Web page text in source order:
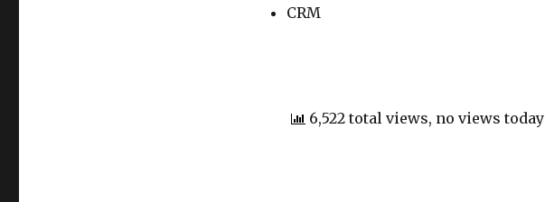
CRM
6,522 total views, no views today